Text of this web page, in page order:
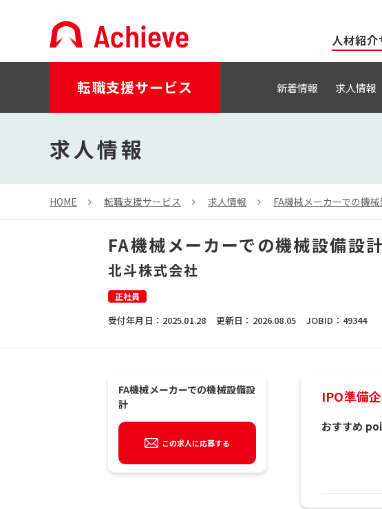
人材紹介
転職支援サービス 新着情報 求人情報
求人情報
HOME 転職支援サービス 求人情報 FA機械メーカーでの機
FA機械メーカーでの機械設備設計
北斗株式会社
正社員
受付年月日： 2025.01.28 更新日： 2026.08.05 JOBID： 49344
FA機械メーカーでの機械設備設
計
この求人に応募する
IPO準備
おすすめ